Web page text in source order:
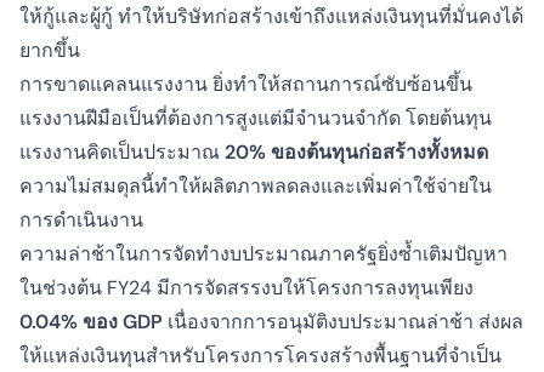
ให้กู้และผู้กู้ ทำให้บริษัทก่อสร้างเข้าถึงแหล่งเงินทุนที่มั่นคงได้
ยากขึ้น
การขาดแคลนแรงงานยิ่งทำให้สถานการณ์ซับซ้อนขึ้น
แรงงานฝีมือเป็นที่ต้องการสูงแต่มีจำนวนจำกัด โดยต้นทุน
แรงงานคิดเป็นประมาณ20% ของต้นทุนก่อสร้างทั้งหมด
ความไม่สมดุลนี้ทำให้ผลิตภาพลดลงและเพิ่มค่าใช้จ่ายใน
การดำเนินงาน
ความล่าช้าในการจัดทำงบประมาณภาครัฐยิ่งซ้ำเติมปัญหา
ในช่วงต้น FY24 มีการจัดสรรงบให้โครงการลงทุนเพียง
0.04% ของ GDP เนื่องจากการอนุมัติงบประมาณล่าช้า ส่งผล
ให้แหล่งเงินทุนสำหรับโครงการโครงสร้างพื้นฐานที่จำเป็น